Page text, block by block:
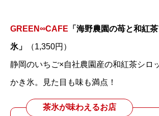
GREEN∞CAFE 「海野農園の苺と和紅
氷」 （1,350円）
静岡のいちご×自社農園産の和紅茶シロ
かき氷。見た目も味も満点！
茶氷が味わえるお店